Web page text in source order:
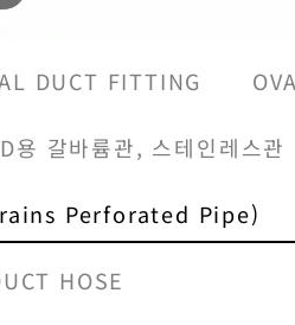
DUCT FITTING
용 갈바륨관, 스테인레스관
Perforated Pipe)
HOSE